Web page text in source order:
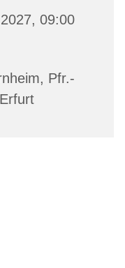
09:00
Pfr.-